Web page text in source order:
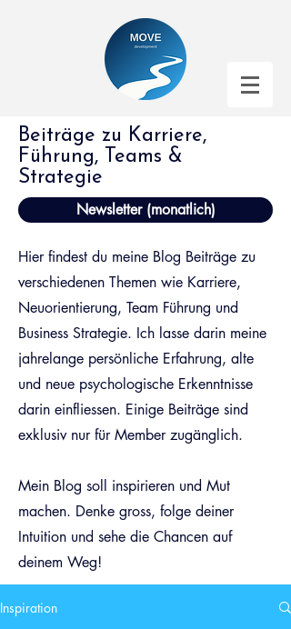
Beiträge zu Karriere,
Führung, Teams &
Strategie
Newsletter (monatlich)
Hier findest du meine Blog Beiträge zu
verschiedenen Themen wie Karriere,
Neuorientierung, Team Führung und
Business Strategie. Ich lasse darin meine
jahrelange persönliche Erfahrung, alte
und neue psychologische Erkenntnisse
darin einfliessen. Einige Beiträge sind
exklusiv nur für Member zugänglich.
Mein Blog soll inspirieren und Mut
machen. Denke gross, folge deiner
Intuition und sehe die Chancen auf
deinem Weg!
Inspiration